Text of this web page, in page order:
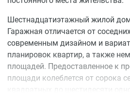
Шестнадцатиэтажный жилой
Гаражная отличается от
современным дизайном и
планировок квартир, а также
площадей. Предоставленное к
площади колеблется от сорока